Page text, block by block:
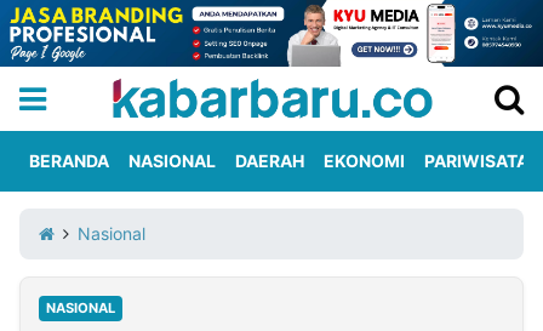
Iklan
Berita
Kami
BERANDA NASIONAL DAERAH EKONOMI PARIWISATA
Nasional
NASIONAL